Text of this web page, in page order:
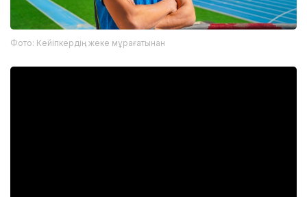
Фото: Кейіпкердің жеке мұрағатынан